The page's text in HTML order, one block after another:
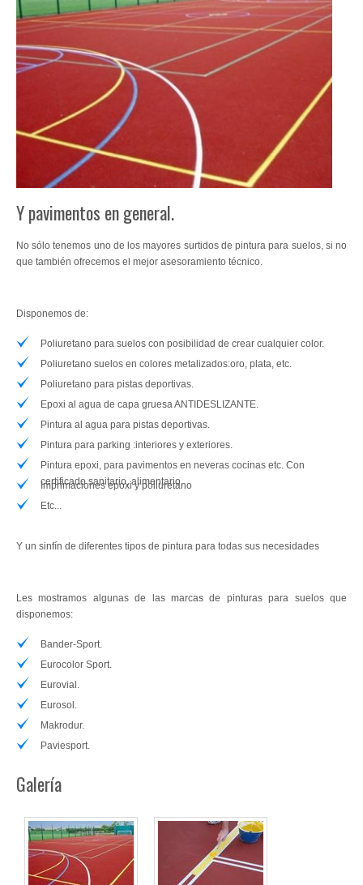
Tratamientos Madera
Alta Decoración
Impermeabilizantes
Pistas Deportivas
Especialidades
Intumescente
Resina Hormigón Impreso
Césped Artificial
Papeles Pintados
Murales Vinilo Imagine Elite
Accesorios
Contacto
Y pavimentos en general.
No sólo tenemos uno de los mayores surtidos de pintura para suelos, si no
que también ofrecemos el mejor asesoramiento técnico.
Disponemos de:
Poliuretano para suelos con posibilidad de crear cualquier color.
Poliuretano suelos en colores metalizados:oro, plata, etc.
Poliuretano para pistas deportivas.
Epoxi al agua de capa gruesa ANTIDESLIZANTE.
Pintura al agua para pistas deportivas.
Pintura para parking :interiores y exteriores.
Pintura epoxi, para pavimentos en neveras cocinas etc. Con
certificado sanitario, alimentario.
Imprimaciones epoxi y poliuretano
Etc...
Y un sinfín de diferentes tipos de pintura para todas sus necesidades
Les mostramos algunas de las marcas de pinturas para suelos que
disponemos:
Bander-Sport.
Eurocolor Sport.
Eurovial.
Eurosol.
Makrodur.
Paviesport.
Galería